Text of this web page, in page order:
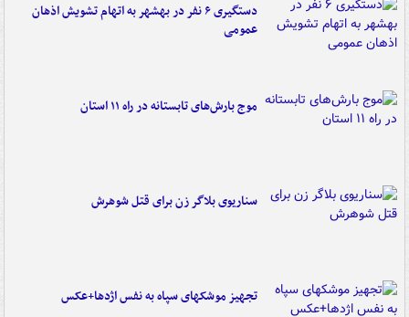
دستگیری ۶ نفر در بهشهر به اتهام تشویش اذهان
عمومی
موج بارش‌های تابستانه در راه ۱۱ استان
سناریوی بلاگر زن برای قتل شوهرش
تجهیز موشکهای سپاه به نفس اژدها+عکس